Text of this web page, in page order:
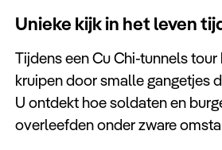
Unieke kijk in het leven
Tijdens een Cu Chi-tunnels
kruipen door smalle gangetjes
U ontdekt hoe soldaten en
overleefden onder zware